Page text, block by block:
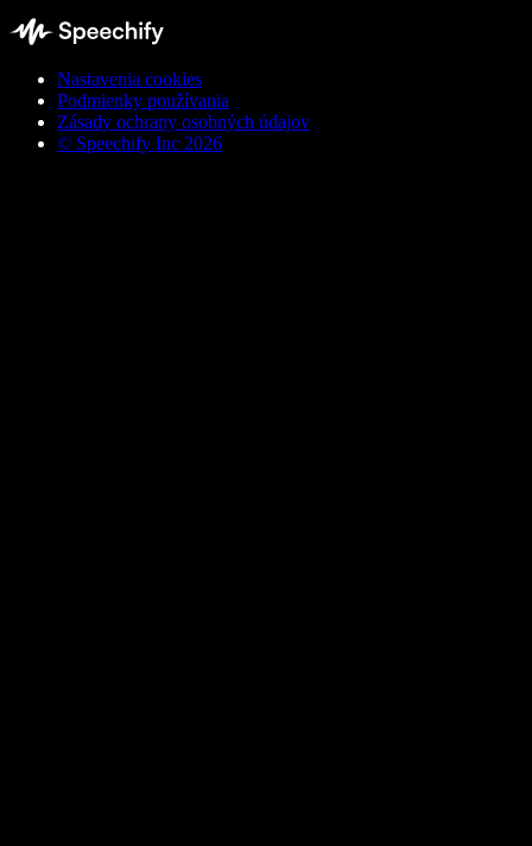
Nastavenia cookies
Podmienky používania
Zásady ochrany osobných údajov
© Speechify Inc 2026